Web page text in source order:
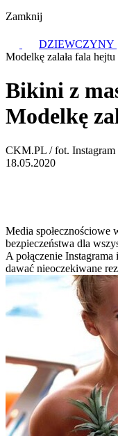
Zamknij
DZIEWCZYNY
Modelkę zalała fala hejtu
Bikini z
Modelkę
CKM.PL / fot. Instagram
18.05.2020
Media społecznościowe
bezpieczeństwa dla
A połączenie
dawać nieoczekiwane